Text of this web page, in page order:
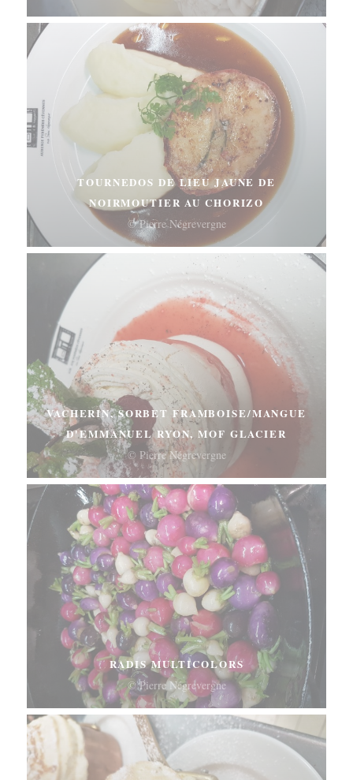
TOURNEDOS DE LIEU JAUNE DE
NOIRMOUTIER AU CHORIZO
© Pierre Négrevergne
VACHERIN, SORBET FRAMBOISE/MANGUE
D'EMMANUEL RYON, MOF GLACIER
© Pierre Négrevergne
RADIS MULTICOLORS
© Pierre Négrevergne